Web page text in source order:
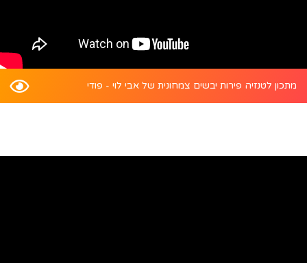
מתכון לטנזיה פירות יבשים צמחונית של אבי לוי - פודי